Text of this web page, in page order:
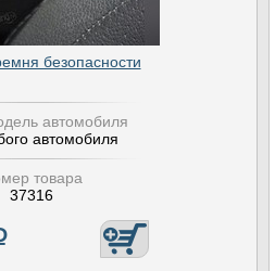
безопасности
автомобиля
автомобиля
товара
37316